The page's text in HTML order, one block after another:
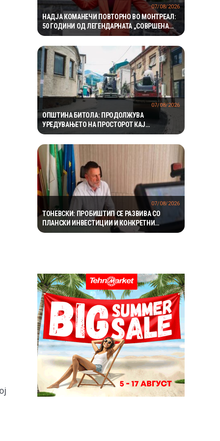
НАДЈА КОМАНЕЧИ ПОВТОРНО ВО МОНТРЕАЛ:
50 ГОДИНИ ОД ЛЕГЕНДАРНАТА „СОВРШЕНА
ДЕСЕТКА“
07/08/2026
ОПШТИНА БИТОЛА: ПРОДОЛЖУВА
УРЕДУВАЊЕТО НА ПРОСТОРОТ КАЈ
ЗДРАВСТВЕНИОТ ДОМ
07/08/2026
ТОНЕВСКИ: ПРОБИШТИП СЕ РАЗВИВА СО
ПЛАНСКИ ИНВЕСТИЦИИ И КОНКРЕТНИ
ПРОЕКТИ
07/08/2026